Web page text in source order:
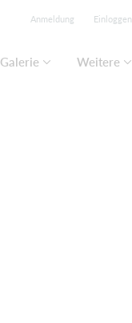
Anmeldung Einloggen
Galerie Weitere